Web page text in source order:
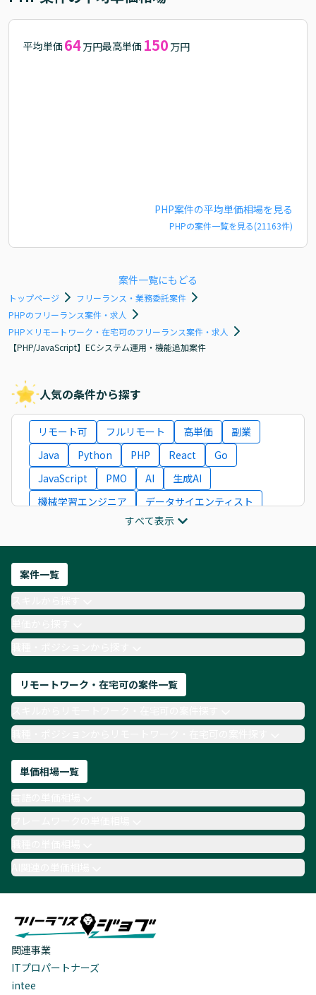
平均単価 64万円最高単価 150 万円
PHP案件の平均単価相場を見る
PHPの案件一覧を見る(21163件)
案件一覧にもどる
トップページ
フリーランス・業務委託案件
PHPのフリーランス案件・求人
PHP×リモートワーク・在宅可のフリーランス案件・求人
【PHP/JavaScript】ECシステム運用・機能追加案件
人気の条件から探す
リモート可 フルリモート 高単価
副業
Java
Python PHP React
Go
JavaScript
PMO AI
生成AI
機械学習エンジニア
データサイエンティスト
ITコンサルタント
フロントエンドエンジニア
ネットワークエンジニア
AIエンジニア
Webデザイナー
月収100万円 業務委託
COBOL
Ruby
TypeScript
Laravel AWS
すべて表示
案件一覧
単価から探す
職種・ポジションから探す
リモートワーク・在宅可の案件一覧
職種・ポジションからリモートワーク・在宅可の案件探す
単価相場一覧
職種の単価相場
AI関連の単価相場
関連事業
ITプロパートナーズ
intee